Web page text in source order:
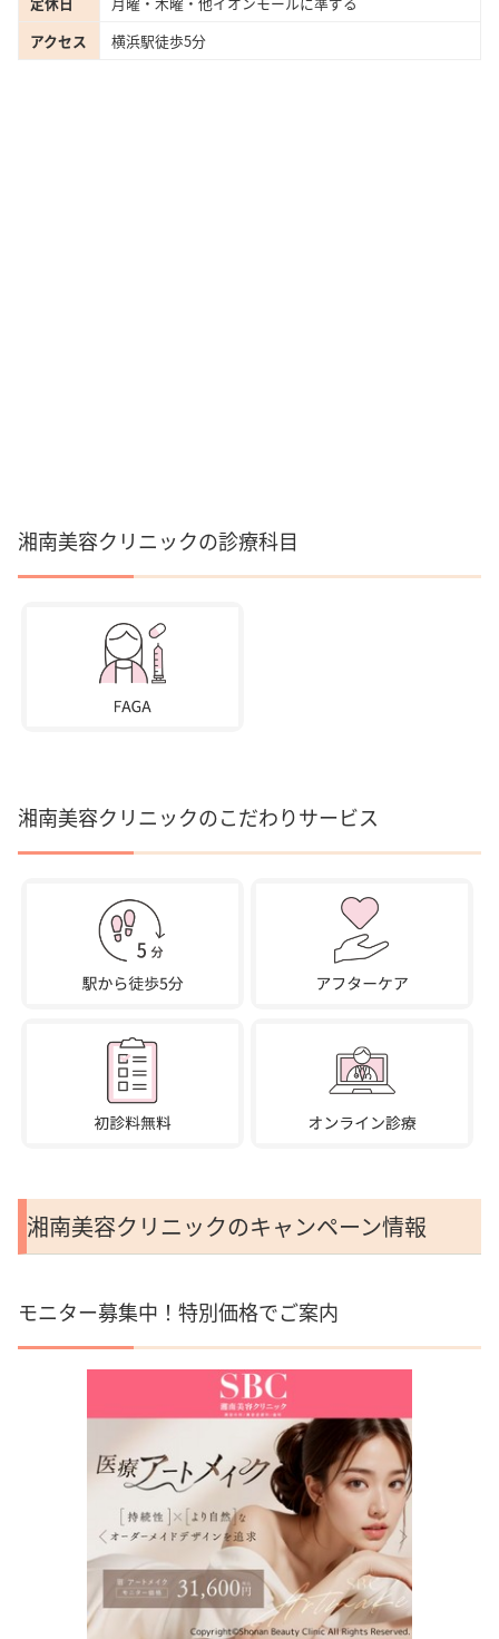
アクセス
横浜駅徒歩5分
湘南美容クリニックの診療科目
湘南美容クリニックのこだわりサービス
湘南美容クリニックのキャンペーン情報
モニター募集中！特別価格でご案内